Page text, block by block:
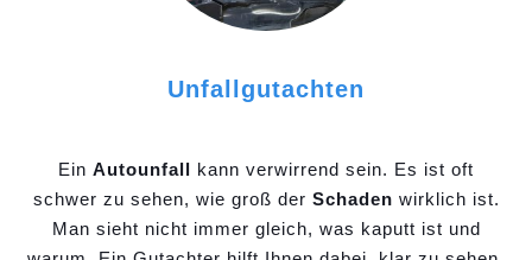
Unfallgutachten
Ein Autounfall kann verwirrend sein. Es ist oft
schwer zu sehen, wie groß der Schaden wirklich ist.
Man sieht nicht immer gleich, was kaputt ist und